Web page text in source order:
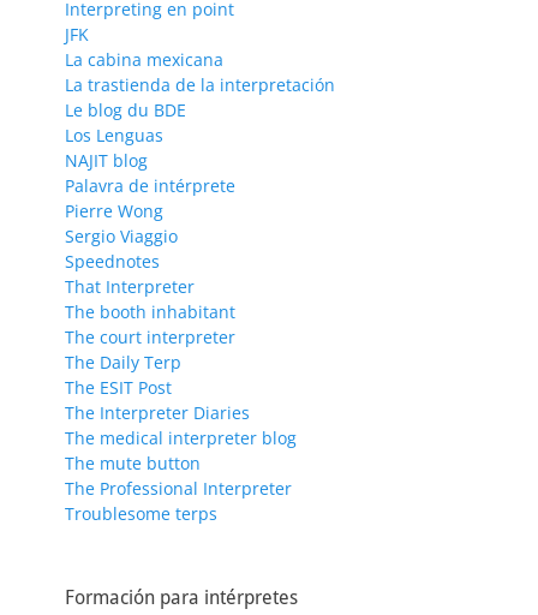
Interpreting en point
JFK
La cabina mexicana
La trastienda de la interpretación
Le blog du BDE
Los Lenguas
NAJIT blog
Palavra de intérprete
Pierre Wong
Sergio Viaggio
Speednotes
That Interpreter
The booth inhabitant
The court interpreter
The Daily Terp
The ESIT Post
The Interpreter Diaries
The medical interpreter blog
The mute button
The Professional Interpreter
Troublesome terps
Formación para intérpretes